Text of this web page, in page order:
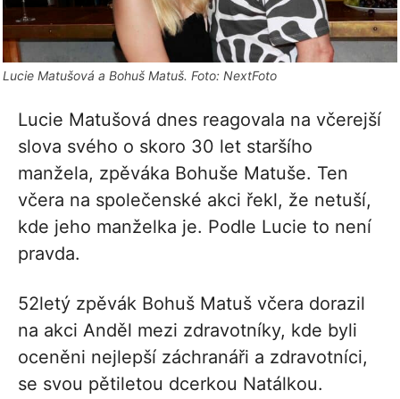
Lucie Matušová a Bohuš Matuš. Foto: NextFoto
Lucie Matušová dnes reagovala na včerejší
slova svého o skoro 30 let staršího
manžela, zpěváka Bohuše Matuše. Ten
včera na společenské akci řekl, že netuší,
kde jeho manželka je. Podle Lucie to není
pravda.
52letý zpěvák Bohuš Matuš včera dorazil
na akci Anděl mezi zdravotníky, kde byli
oceněni nejlepší záchranáři a zdravotníci,
se svou pětiletou dcerkou Natálkou.